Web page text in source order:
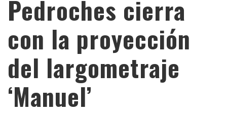
Pedroches cierra
con la proyección
del largometraje
‘Manuel’